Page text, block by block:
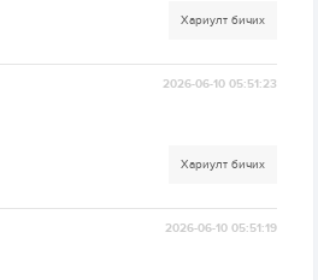
Хариулт бичих
2026-06-10 05:51:23
Хариулт бичих
2026-06-10 05:51:19